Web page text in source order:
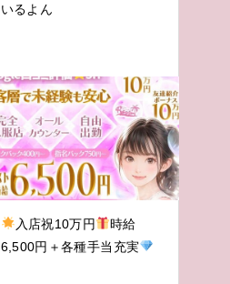
いるよん
入店祝10万円
時給
6,500円＋各種手当充実